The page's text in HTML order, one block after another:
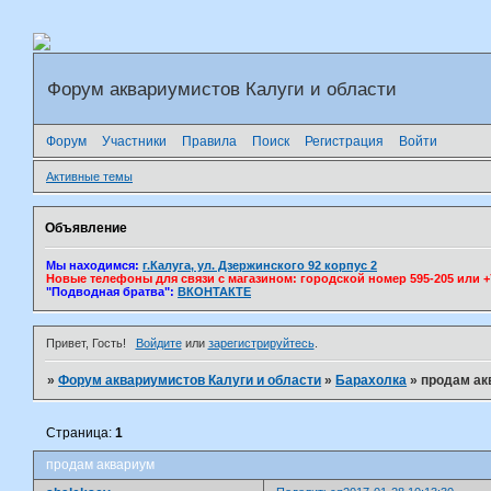
Форум аквариумистов Калуги и области
Форум Участники Правила Поиск Регистрация Войти
Активные темы
Объявление
Мы находимся: г.Калуга, ул. Дзержинского 92 корпус 2
Новые телефоны для связи с магазином: городской номер 595-205 или
"Подводная братва": ВКОНТАКТЕ
Привет, Гость! Войдитеили зарегистрируйтесь.
»Форум аквариумистов Калуги и области » Барахолка »продам
продам аквариум
Страница:1